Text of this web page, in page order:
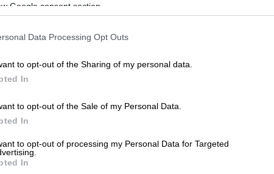
Google consent section.
Data Processing Opt Outs
to opt-out of the Sharing of my personal data.
In
to opt-out of the Sale of my Personal Data.
In
to opt-out of processing my Personal Data for Targeted
In
Το δικαστήριο καταδίκασε τον πρώην
βουλευτή και δικηγόρο, Πέτρο
Γιάννη Ευσταθίου και τον